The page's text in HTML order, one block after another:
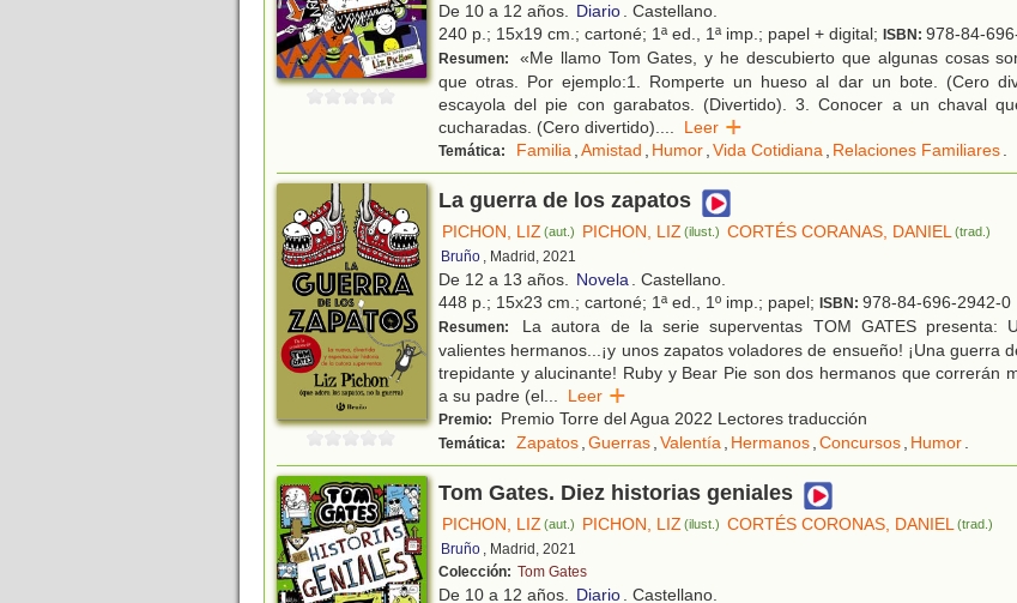
De 10 a 12 años. Diario. Castellano.
240 p.; 15x19 cm.; cartoné; 1ª ed., 1ª imp.; papel + digital; ISBN: 978-84-
Resumen:
«Me llamo Tom Gates, y he descubierto que algunas cosas
que otras. Por ejemplo:1. Romperte un hueso al dar un bote. (Cero
escayola del pie con garabatos. (Divertido). 3. Conocer a un chaval
cucharadas. (Cero divertido).... Leer
Temática: Familia,Amistad , Humor,Vida Cotidiana, Relaciones Familiares.
La guerra de los zapatos
PICHON, LIZ(aut.) PICHON, LIZ(ilust.) CORTÉS CORANAS, DANIEL (trad.)
Bruño , Madrid, 2021
De 12 a 13 años. Novela. Castellano.
448 p.; 15x23 cm.; cartoné; 1ª ed., 1º imp.; papel; ISBN: 978-84-696-2942-0
Resumen:
La autora de la serie superventas TOM GATES presenta:
valientes hermanos...¡y unos zapatos voladores de ensueño! ¡Una guerra
trepidante y alucinante! Ruby y Bear Pie son dos hermanos que correrán
a su padre (el... Leer
Premio: Premio Torre del Agua 2022 Lectores traducción
Temática: Zapatos,Guerras,Valentía, Hermanos,Concursos, Humor.
Tom Gates. Diez historias geniales
PICHON, LIZ(aut.) PICHON, LIZ(ilust.) CORTÉS CORONAS, DANIEL (trad.)
Bruño , Madrid, 2021
Colección: Tom Gates
De 10 a 12 años. Diario. Castellano.